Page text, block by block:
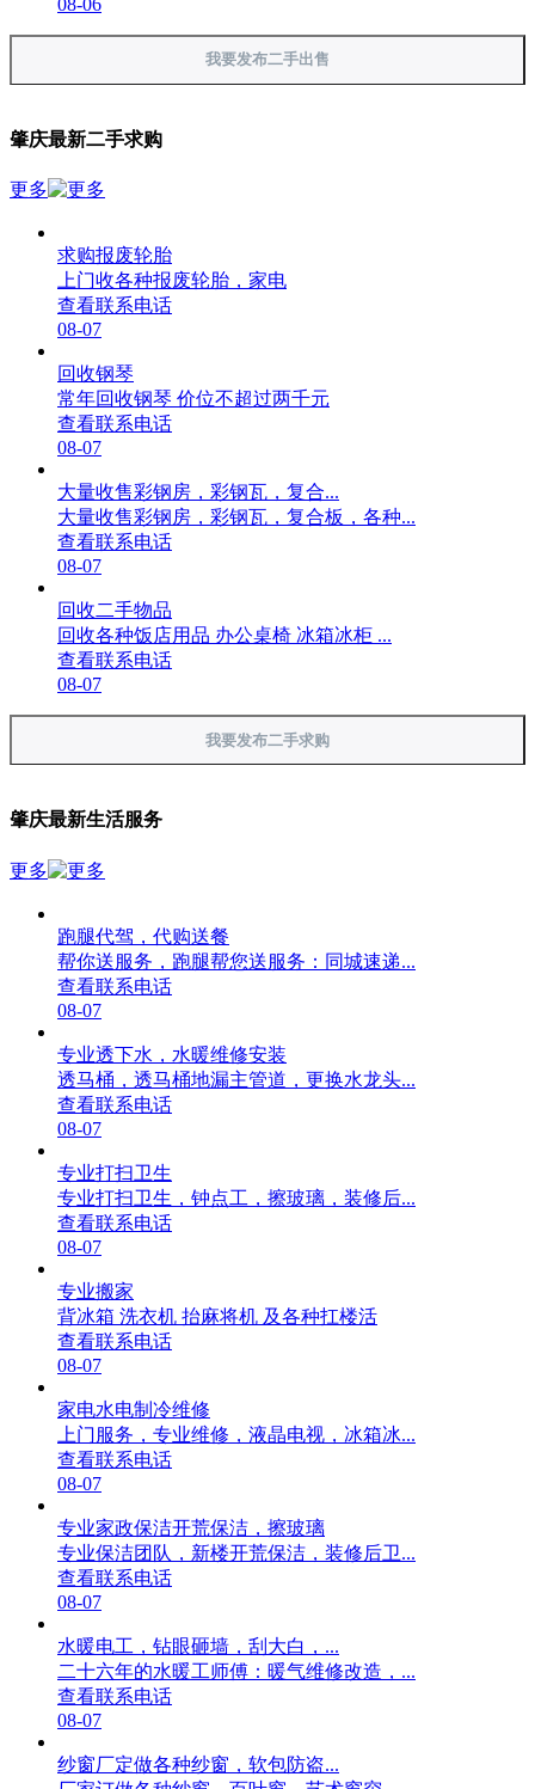
我要发布二手出售
肇庆最新二手求购
更多
求购报废轮胎
上门收各种报废轮胎，家电
查看联系电话
08-07
回收钢琴
常年回收钢琴 价位不超过两千元
查看联系电话
08-07
大量收售彩钢房，彩钢瓦，复合...
大量收售彩钢房，彩钢瓦，复合板，各种...
查看联系电话
08-07
回收二手物品
回收各种饭店用品 办公桌椅 冰箱冰柜 ...
查看联系电话
08-07
我要发布二手求购
肇庆最新生活服务
更多
跑腿代驾，代购送餐
帮你送服务，跑腿帮您送服务：同城速递...
查看联系电话
08-07
专业透下水，水暖维修安装
透马桶，透马桶地漏主管道，更换水龙头...
查看联系电话
08-07
专业打扫卫生
专业打扫卫生，钟点工，擦玻璃，装修后...
查看联系电话
08-07
专业搬家
背冰箱 洗衣机 抬麻将机 及各种扛楼活
查看联系电话
08-07
家电水电制冷维修
上门服务，专业维修，液晶电视，冰箱冰...
查看联系电话
08-07
专业家政保洁开荒保洁，擦玻璃
专业保洁团队，新楼开荒保洁，装修后卫...
查看联系电话
08-07
水暖电工，钻眼砸墙，刮大白，...
二十六年的水暖工师傅：暖气维修改造，...
查看联系电话
08-07
纱窗厂定做各种纱窗，软包防盗...